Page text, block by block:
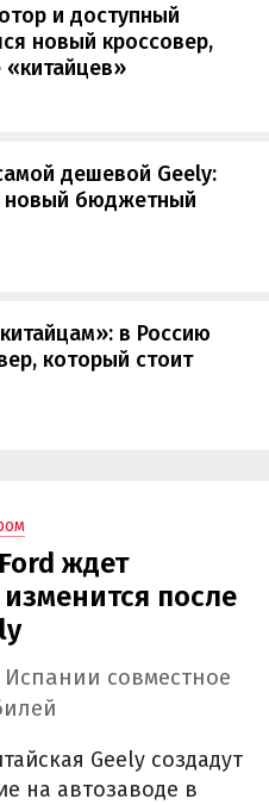
и доступный
новый кроссовер,
дешевой Geely:
новый бюджетный
в Россию
который стоит
ждет
изменится после
Испании совместное
Geely создадут
на автозаводе в